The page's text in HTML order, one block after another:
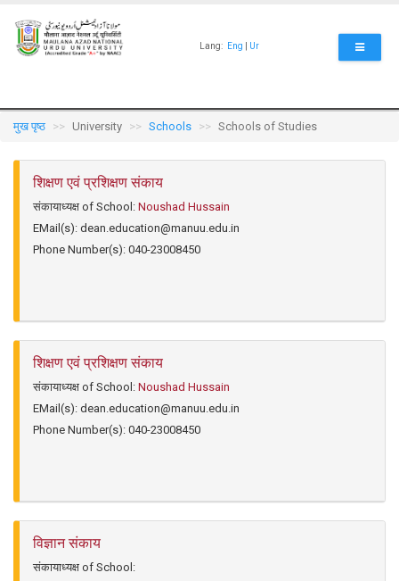
main
content
Lang: Eng Ur
मुख पृष्ठ University Schools Schools of Studies
शिक्षण एवं प्रशिक्षण संकाय
संकायाध्यक्ष of School: Noushad Hussain
EMail(s): dean.education@manuu.edu.in
Phone Number(s): 040-23008450
शिक्षण एवं प्रशिक्षण संकाय
संकायाध्यक्ष of School: Noushad Hussain
EMail(s): dean.education@manuu.edu.in
Phone Number(s): 040-23008450
विज्ञान संकाय
संकायाध्यक्ष of School: